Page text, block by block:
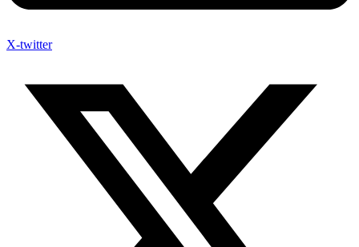
X-twitter